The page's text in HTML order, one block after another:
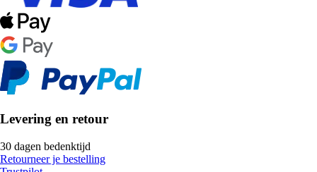
Levering en retour
30 dagen bedenktijd
Retourneer je bestelling